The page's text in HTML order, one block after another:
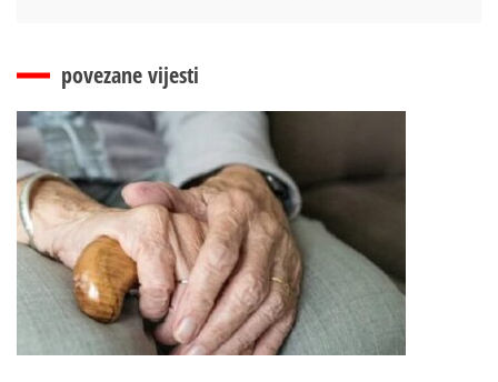
povezane vijesti